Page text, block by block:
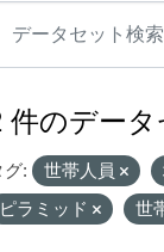
件のデー
グ: 世帯人員
ピラミッド
世